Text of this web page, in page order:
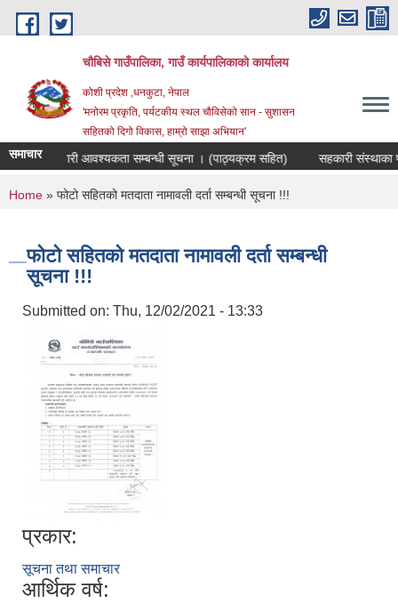
Skip to main content
चौबिसे गाउँपालिका, गाउँ कार्यपालिकाको कार्यालय
कोशी प्रदेश ,धनकुटा, नेपाल
'मनोरम प्रकृति, पर्यटकीय स्थल चौविसेको सान - सुशासन
सहितको दिगो विकास, हाम्रो साझा अभियान'
समाचार
पदमा कर्मचारी आवश्यकता सम्बन्धी सूचना । (पाठ्यक्रम सहित) सहकारी संस्थाका
You are here
Home » फोटो सहितको मतदाता नामावली दर्ता सम्बन्धी सूचना !!!
फोटो सहितको मतदाता नामावली दर्ता सम्बन्धी
सूचना !!!
Submitted on: Thu, 12/02/2021 - 13:33
प्रकार:
सूचना तथा समाचार
आर्थिक वर्ष: